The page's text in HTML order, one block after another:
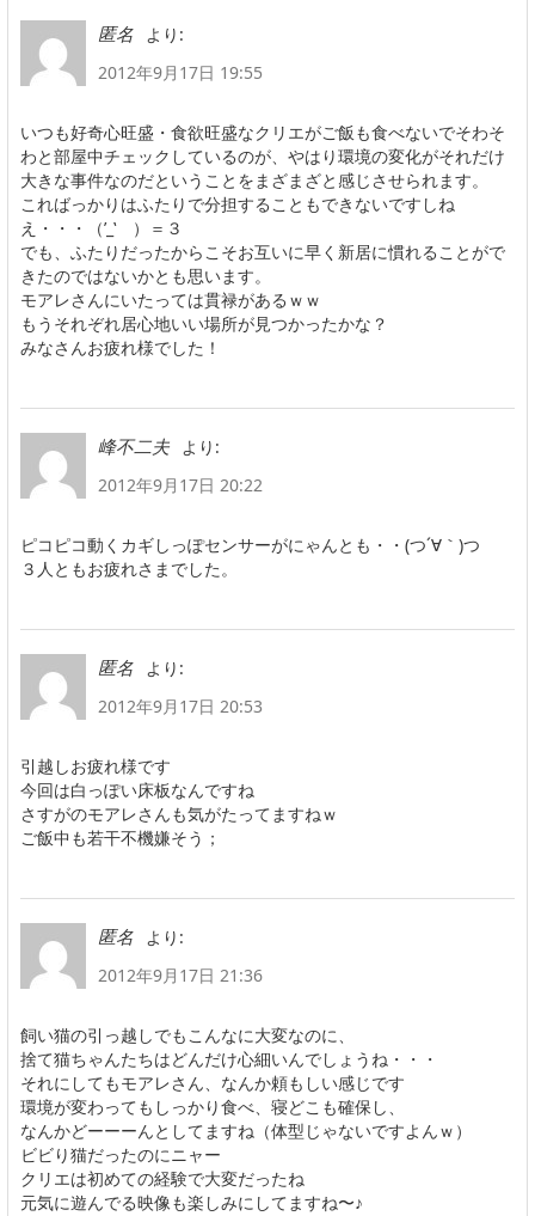
匿名
より:
2012年9月17日 19:55
いつも好奇心旺盛・食欲旺盛なクリエがご飯も食べないでそわそ
わと部屋中チェックしているのが、やはり環境の変化がそれだけ
大きな事件なのだということをまざまざと感じさせられます。
こればっかりはふたりで分担することもできないですしね
え・・・（’_‛ ）＝３
でも、ふたりだったからこそお互いに早く新居に慣れることがで
きたのではないかとも思います。
モアレさんにいたっては貫禄があるｗｗ
もうそれぞれ居心地いい場所が見つかったかな？
みなさんお疲れ様でした！
峰不二夫
より:
2012年9月17日 20:22
ピコピコ動くカギしっぽセンサーがにゃんとも・・(つ´∀｀)つ
３人ともお疲れさまでした。
匿名
より:
2012年9月17日 20:53
引越しお疲れ様です
今回は白っぽい床板なんですね
さすがのモアレさんも気がたってますねｗ
ご飯中も若干不機嫌そう；
匿名
より:
2012年9月17日 21:36
飼い猫の引っ越しでもこんなに大変なのに、
捨て猫ちゃんたちはどんだけ心細いんでしょうね・・・
それにしてもモアレさん、なんか頼もしい感じです
環境が変わってもしっかり食べ、寝どこも確保し、
なんかどーーーんとしてますね（体型じゃないですよんｗ）
ビビり猫だったのにニャー
クリエは初めての経験で大変だったね
元気に遊んでる映像も楽しみにしてますね〜♪